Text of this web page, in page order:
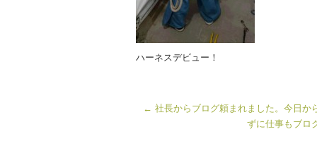
ハーネスデビュー！
← 社長からブログ頼まれました。今日か
ずに仕事もブロ